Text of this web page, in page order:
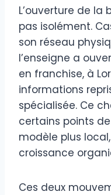
L’ouverture de la
pas isolément.
son réseau
l’enseigne a
en franchise, à
informations
spécialisée. Ce
certains points
modèle plus
croissance
Ces deux